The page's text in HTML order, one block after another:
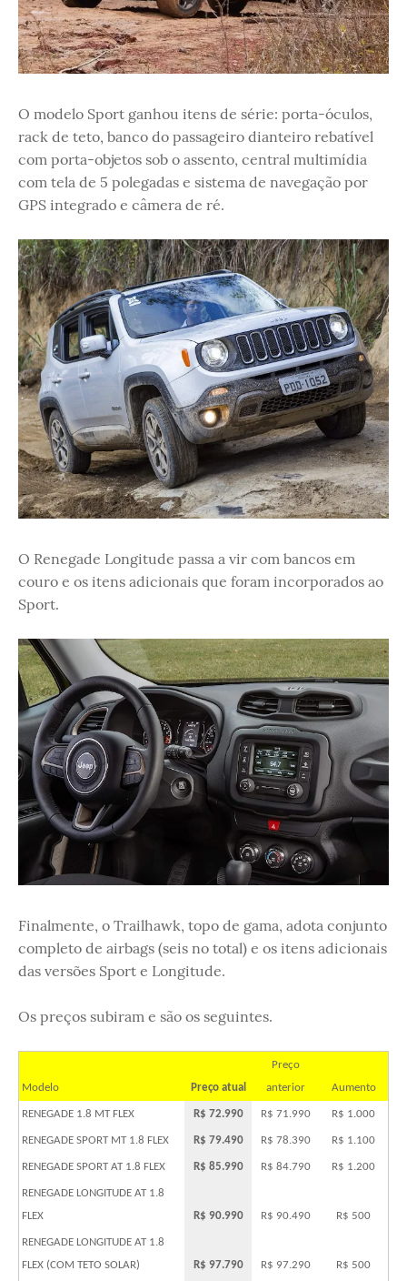
O modelo Sport ganhou itens de série: porta-óculos,
rack de teto, banco do passageiro dianteiro rebatível
com porta-objetos sob o assento, central multimídia
com tela de 5 polegadas e sistema de navegação por
GPS integrado e câmera de ré.
O Renegade Longitude passa a vir com bancos em
couro e os itens adicionais que foram incorporados ao
Sport.
Finalmente, o Trailhawk, topo de gama, adota conjunto
completo de airbags (seis no total) e os itens adicionais
das versões Sport e Longitude.
Os preços subiram e são os seguintes.
Modelo Preço atual
Preço
anterior
Aumento
RENEGADE 1.8 MT FLEX R$ 72.990 R$ 71.990 R$ 1.000
RENEGADE SPORT MT 1.8 FLEX R$ 79.490 R$ 78.390 R$ 1.100
RENEGADE SPORT AT 1.8 FLEX R$ 85.990 R$ 84.790 R$ 1.200
RENEGADE LONGITUDE AT 1.8
FLEX
R$ 90.990 R$ 90.490 R$ 500
RENEGADE LONGITUDE AT 1.8
FLEX (COM TETO SOLAR)
R$ 97.790 R$ 97.290 R$ 500